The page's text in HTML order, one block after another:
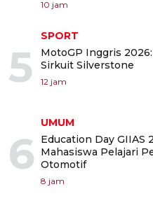
10 jam
5
SPORT
MotoGP Inggris
Sirkuit Silverstone
12 jam
6
UMUM
Education Day GIIAS
Mahasiswa Pelajari
Otomotif
8 jam